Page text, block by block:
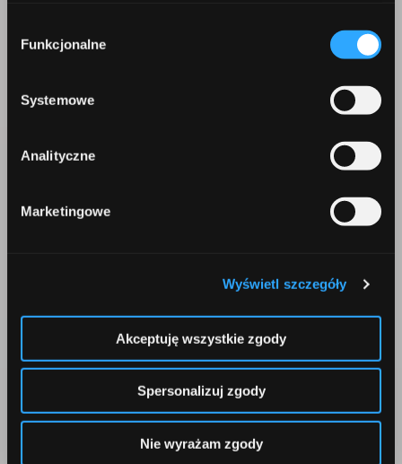
formy korzystania z plików cookies. Więcej:
Polityka
zgody
Funkcjonalne
Systemowe
Analityczne
Marketingowe
Wyświetl szczegóły
Akceptuję wszystkie zgody
Spersonalizuj zgody
Nie wyrażam zgody
Comperia.pl S.A.
02-673 Warszawa
+48 22 642 91 19